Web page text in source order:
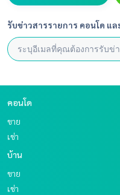
รับข่าวสารรายการ คอนโด แล
คอนโด
ขาย
เช่า
บ้าน
ขาย
เช่า